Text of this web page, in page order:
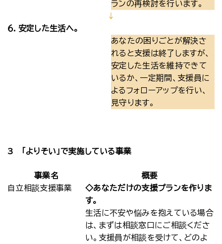
ランの再検討を行います。
↓
６．安定した生活へ。
あなたの困りごとが解決さ
れると支援は終了しますが、
安定した生活を維持できて
いるか、一定期間、支援員に
よるフォローアップを行い、
見守ります。
3 「よりそい」で実施している事業
事業名
概要
自立相談支援事業
◇あなただけの支援プランを作りま
す。
生活に不安や悩みを抱えている場合
は、まずは相談窓口にご相談くださ
い。支援員が相談を受けて、どのよ